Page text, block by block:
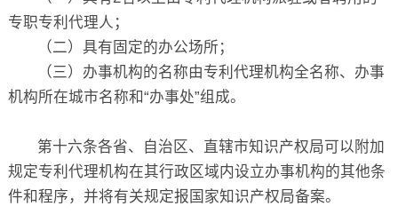
专职专利代理人；
（二）具有固定的办公场所；
（三）办事机构的名称由专利代理机构全名称、办事
机构所在城市名称和“办事处”组成。
第十六条各省、自治区、直辖市知识产权局可以附加
规定专利代理机构在其行政区域内设立办事机构的其他条
件和程序，并将有关规定报国家知识产权局备案。